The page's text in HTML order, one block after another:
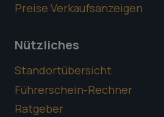
Preise Verkaufsanzeigen
Nützliches
Standortübersicht
Führerschein-Rechner
Ratgeber